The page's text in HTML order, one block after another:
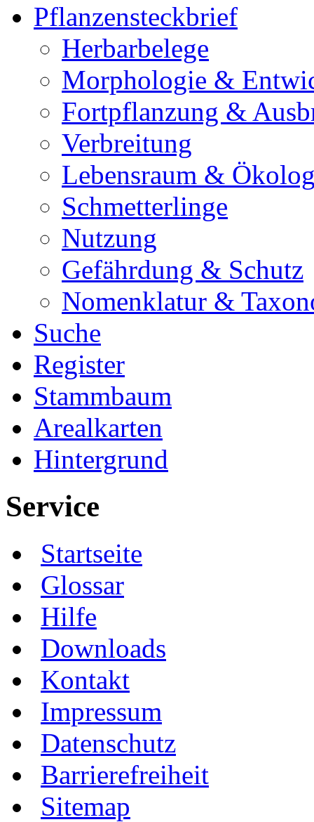
Pflanzensteckbrief
Herbarbelege
Morphologie &
Fortpflanzung &
Verbreitung
Lebensraum &
Schmetterlinge
Nutzung
Gefährdung & Schutz
Nomenklatur &
Suche
Register
Stammbaum
Arealkarten
Hintergrund
Service
Startseite
Glossar
Hilfe
Downloads
Kontakt
Impressum
Datenschutz
Barrierefreiheit
Sitemap